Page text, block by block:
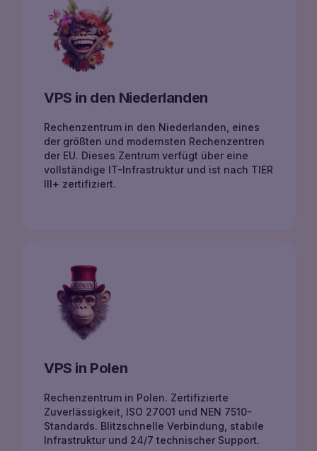
VPS in den Niederlanden
Rechenzentrum in den Niederlanden, eines
der größten und modernsten Rechenzentren
der EU. Dieses Zentrum verfügt über eine
vollständige IT-Infrastruktur und ist nach TIER
III+ zertifiziert.
VPS in Polen
Rechenzentrum in Polen. Zertifizierte
Zuverlässigkeit, ISO 27001 und NEN 7510-
Standards. Blitzschnelle Verbindung, stabile
Infrastruktur und 24/7 technischer Support.